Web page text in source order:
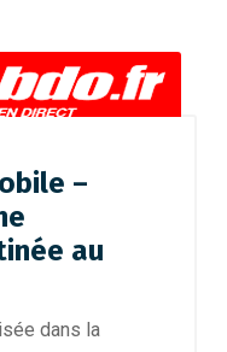
–
au
dans la